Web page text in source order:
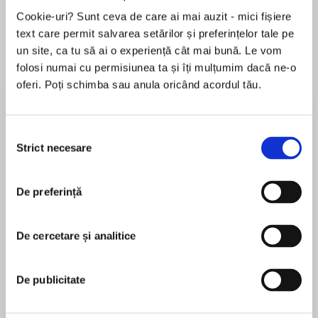
Cookie-uri? Sunt ceva de care ai mai auzit - mici fișiere
text care permit salvarea setărilor și preferințelor tale pe
un site, ca tu să ai o experiență cât mai bună. Le vom
folosi numai cu permisiunea ta și îți mulțumim dacă ne-o
oferi. Poți schimba sau anula oricând acordul tău.
consimțământului
Strict necesare
De preferință
De cercetare și analitice
De publicitate
Desprecarte
YourIntuitionLed You Here isa beginner’s guide
results. From essential oils and herbs to crystals
founders of the metaphysical boutiqueHouse
ofIntuition– share everything you need to
own awakening to magical forces, Alex and
MAI MULT
pentru această carte